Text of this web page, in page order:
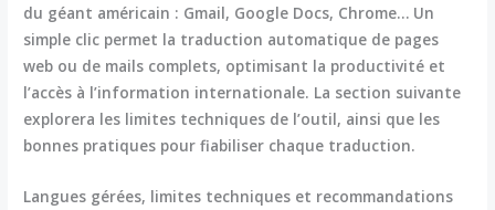
du géant américain : Gmail, Google Docs, Chrome… Un
simple clic permet la traduction automatique de pages
web ou de mails complets, optimisant la productivité et
l’accès à l’information internationale. La section suivante
explorera les limites techniques de l’outil, ainsi que les
bonnes pratiques pour fiabiliser chaque traduction.
Langues gérées, limites techniques et recommandations